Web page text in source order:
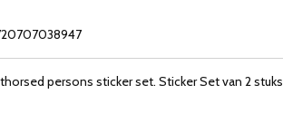
persons sticker set. Sticker Set van 2 stuks